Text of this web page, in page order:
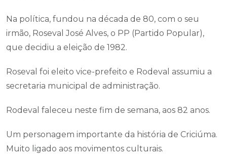
Na política, fundou na década de 80, com o seu
irmão, Roseval José Alves, o PP (Partido Popular),
que decidiu a eleição de 1982.
Roseval foi eleito vice-prefeito e Rodeval assumiu a
secretaria municipal de administração.
Rodeval faleceu neste fim de semana, aos 82 anos.
Um personagem importante da história de Criciúma.
Muito ligado aos movimentos culturais.